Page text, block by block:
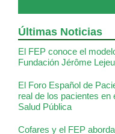
Últimas Noticias
El FEP conoce el
Fundación Jérôme
El Foro Español de
real de los pacientes en
Salud Pública
Cofares y el FEP